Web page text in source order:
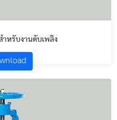
หรับงานดับเพลิง